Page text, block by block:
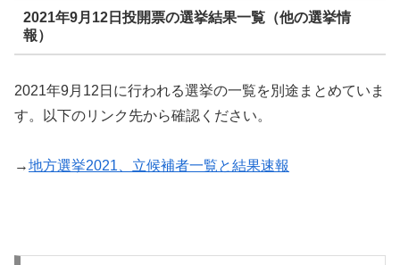
2021年9月12日投開票の選挙結果一覧（他の選挙情
報）
2021年9月12日に行われる選挙の一覧を別途まとめていま
す。以下のリンク先から確認ください。
→地方選挙2021、立候補者一覧と結果速報